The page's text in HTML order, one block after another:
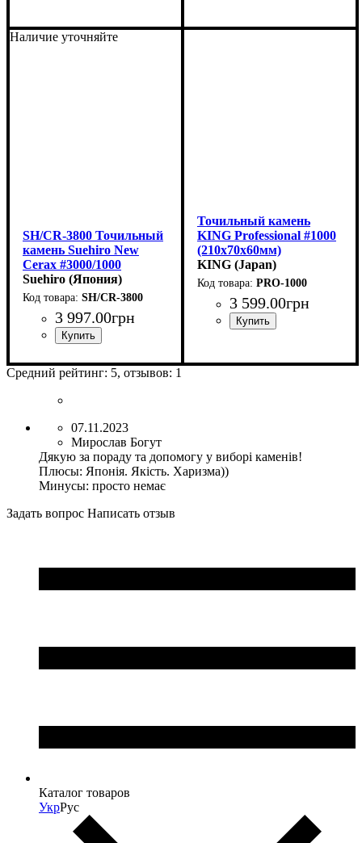
Наличие уточняйте
SH/CR-3800 Точильный
камень Suehiro New
Cerax #3000/1000
(183х63х32мм)
Suehiro (Япония)
SH/CR-3800
3 997.00грн
Точильный камень
KING Professional #1000
(210x70x60мм)
KING (Japan)
PRO-1000
3 599.00грн
Средний рейтинг: 5, отзывов: 1
07.11.2023
Мирослав Богут
Дякую за пораду та допомогу у виборі каменів!
Плюсы: Японія. Якість. Харизма))
Минусы: просто немає
Задать вопрос Написать отзыв
Каталог товаров
УкрРус